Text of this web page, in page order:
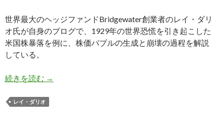
世界最大のヘッジファンドBridgewater創業者のレイ・ダリ
オ氏が自身のブログで、1929年の世界恐慌を引き起こした
米国株暴落を例に、株価バブルの生成と崩壊の過程を解説
している。
続きを読む レイ・ダリオ氏: 1929年に米国株が暴落して世界
→
レイ・ダリオ